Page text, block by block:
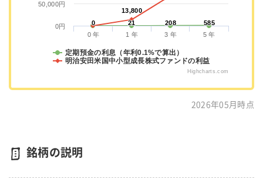
0
0 21
21 208
208 585
585
13,800
13,800
定期預金の利息（年利0.1%で算出）
明治安田米国中小型成長株式ファンドの利益
0 年 1 年 3 年 5 年
0円
50,000円
Highcharts.com
2026年05月時点
銘柄の説明